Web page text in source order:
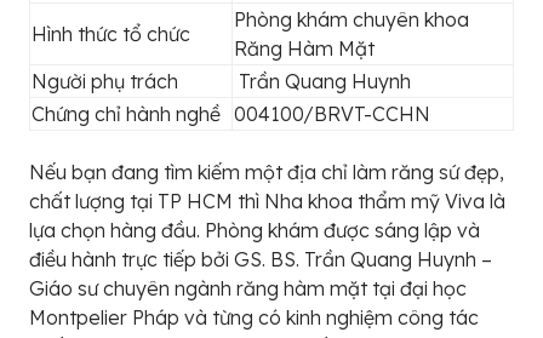
Hình thức tổ chức
Phòng khám chuyên khoa
Răng Hàm Mặt
Người phụ trách
Trần Quang Huynh
Chứng chỉ hành nghề 004100/BRVT-CCHN
Nếu bạn đang tìm kiếm một địa chỉ làm răng sứ đẹp,
chất lượng tại TP HCM thì Nha khoa thẩm mỹ Viva là
lựa chọn hàng đầu. Phòng khám được sáng lập và
điều hành trực tiếp bởi GS. BS. Trần Quang Huynh –
Giáo sư chuyên ngành răng hàm mặt tại đại học
Montpelier Pháp và từng có kinh nghiệm công tác